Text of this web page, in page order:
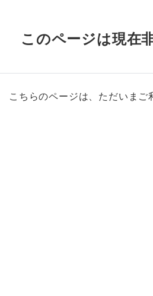
このページは現在
こちらのページは、ただいまご